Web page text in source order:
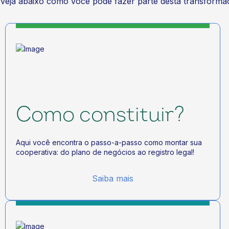
Como constituir?
Aqui você encontra o passo-a-passo como montar sua
cooperativa: do plano de negócios ao registro legal!
Saiba mais